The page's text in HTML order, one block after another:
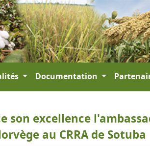
Documentation
son excellence
au CRRA de Sotuba